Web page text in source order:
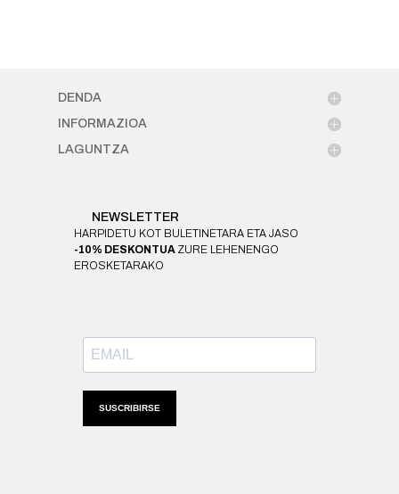
DENDA
INFORMAZIOA
LAGUNTZA
NEWSLETTER
HARPIDETU KOT BULETINETARA ETA JASO
-10% DESKONTUA ZURE LEHENENGO
EROSKETARAKO
SUSCRIBIRSE